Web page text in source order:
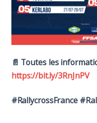
📄 Toutes les
https://bit.ly/3RnJnPV
#RallycrossFrance